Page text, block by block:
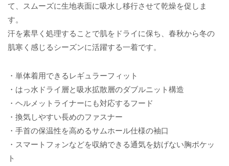
て、スムーズに生地表面に吸水し移行させて乾燥を促しま
す。
汗を素早く処理することで肌をドライに保ち、春秋から冬の
肌寒く感じるシーズンに活躍する一着です。
・単体着用できるレギュラーフィット
・はっ水ドライ層と吸水拡散層のダブルニット構造
・ヘルメットライナーにも対応するフード
・換気しやすい長めのファスナー
・手首の保温性を高めるサムホール仕様の袖口
・スマートフォンなどを収納できる通気を妨げない胸ポケッ
ト